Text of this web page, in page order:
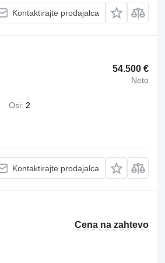
Kontaktirajte prodajalca
54.500 €
Neto
Osi 2
Kontaktirajte prodajalca
Cena na zahtevo